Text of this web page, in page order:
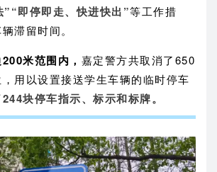
”“即停即走、快进快出”等工作措
滞留时间。
米范围内， 嘉定警方共取消了650
用以设置接送学生车辆的临时停车
块停车指示、标示和标牌。